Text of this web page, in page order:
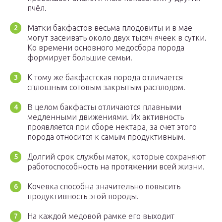
пчёл.
Матки бакфастов весьма плодовиты и в мае
могут засеивать около двух тысяч ячеек в сутки.
Ко времени основного медосбора порода
формирует большие семьи.
К тому же бакфастская порода отличается
сплошным сотовым закрытым расплодом.
В целом бакфасты отличаются плавными
медленными движениями. Их активность
проявляется при сборе нектара, за счет этого
порода относится к самым продуктивным.
Долгий срок службы маток, которые сохраняют
работоспособность на протяжении всей жизни.
Кочевка способна значительно повысить
продуктивность этой породы.
На каждой медовой рамке его выходит